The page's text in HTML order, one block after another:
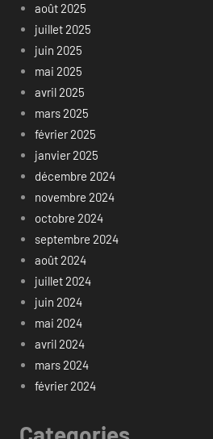
août 2025
juillet 2025
juin 2025
mai 2025
avril 2025
mars 2025
février 2025
janvier 2025
décembre 2024
novembre 2024
octobre 2024
septembre 2024
août 2024
juillet 2024
juin 2024
mai 2024
avril 2024
mars 2024
février 2024